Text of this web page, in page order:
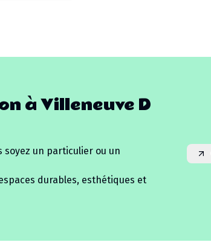
àVilleneuve D
soyez un particulier ou un
durables, esthétiques et